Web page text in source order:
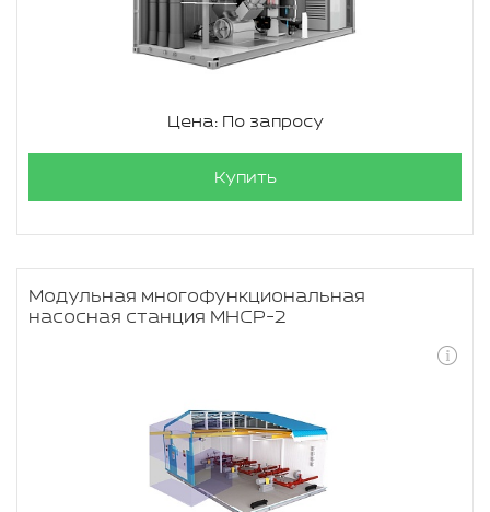
Цена: По запросу
Купить
Модульная многофункциональная
насосная станция МНСР-2